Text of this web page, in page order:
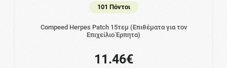
101 Πόντοι
Compeed Herpes Patch 15τεμ (Επιθέματα για τον
Επιχείλιο Έρπητα)
11.46€